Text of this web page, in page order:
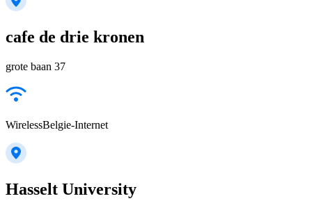
cafe de drie kronen
grote baan 37
WirelessBelgie-Internet
Hasselt University